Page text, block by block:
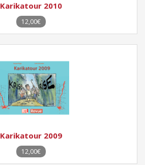
Karikatour 2010
12,00€
Karikatour 2009
12,00€